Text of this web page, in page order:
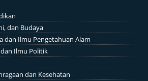
dan Budaya
dan Ilmu Pengetahuan Alam
Ilmu Politik
dan Kesehatan